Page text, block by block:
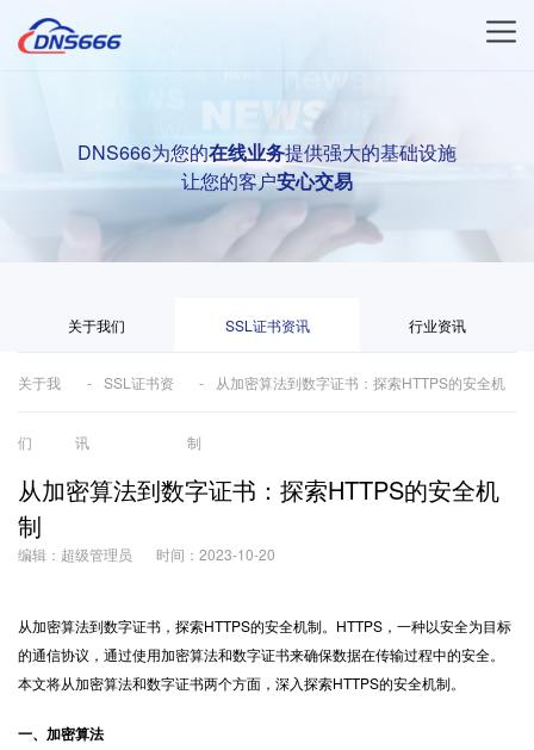
DNS666为您的在线业务提供强大的基础设施
让您的客户安心交易
关于我们 SSL证书资讯 行业资讯
关于我
们
SSL证书资
讯
从加密算法到数字证书：探索HTTPS的安全机
制
从加密算法到数字证书：探索HTTPS的安全机
制
编辑：超级管理员 时间：2023-10-20
从加密算法到数字证书，探索HTTPS的安全机制。HTTPS，一种以安全为目标
的通信协议，通过使用加密算法和数字证书来确保数据在传输过程中的安全。
本文将从加密算法和数字证书两个方面，深入探索HTTPS的安全机制。
一、加密算法